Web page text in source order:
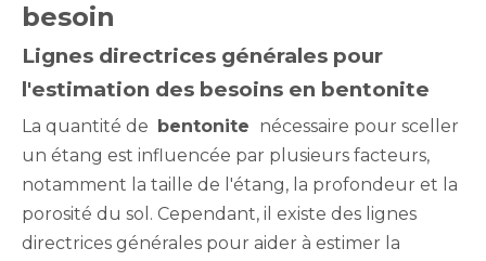
besoin
Lignes directrices générales pour
l'estimation des besoins en bentonite
La quantité de bentonite nécessaire pour sceller
un étang est influencée par plusieurs facteurs,
notamment la taille de l'étang, la profondeur et la
porosité du sol. Cependant, il existe des lignes
directrices générales pour aider à estimer la